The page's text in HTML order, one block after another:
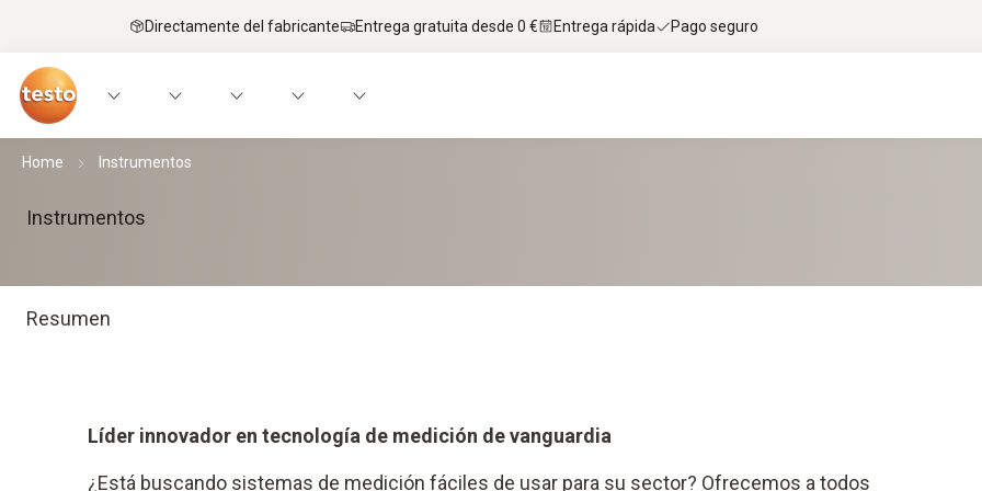
Directamente del fabricante Entrega gratuita desde 0 € Entrega rápida Pago seguro
Home Instrumentos
Instrumentos
Resumen
Líder innovador en tecnología de medición de vanguardia
¿Está buscando sistemas de medición fáciles de usar para su sector? Ofrecemos a todos